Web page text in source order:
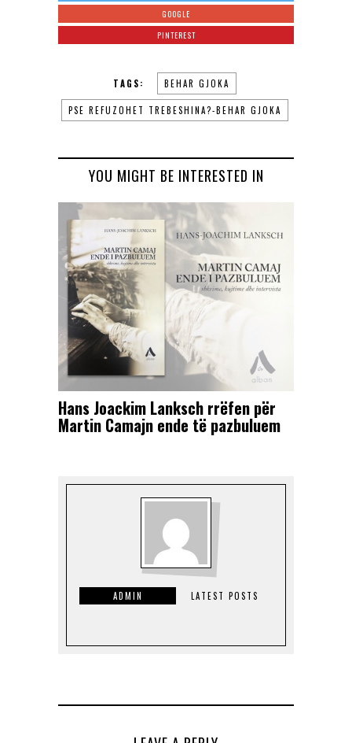
GOOGLE
PINTEREST
TAGS: BEHAR GJOKA
PSE REFUZOHET TREBESHINA?-BEHAR GJOKA
YOU MIGHT BE INTERESTED IN
Hans Joackim Lanksch rrëfen për
Martin Camajn ende të pazbuluem
ADMIN LATEST POSTS